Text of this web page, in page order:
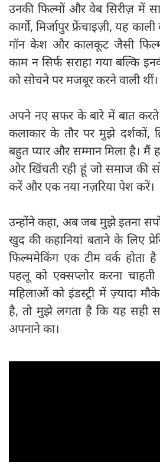
उनकी फिल्मों और वेब सिरीज़ में
कार्गो, मिर्जापुर फ्रेंचाइज़ी, यह
गॉन केश और कालकूट जैसी
काम न सिर्फ सराहा गया बल्कि
को सोचने पर मजबूर करने वाली थीं।
अपने नए सफर के बारे में बात
कलाकार के तौर पर मुझे दर्शकों,
बहुत प्यार और सम्मान मिला है। मैं
ओर खिंचती रही हूं जो समाज की
करें और एक नया नज़रिया पेश करें।
उन्होंने कहा, अब जब मुझे इतना
खुद की कहानियां बताने के लिए
फिल्ममेकिंग एक टीम वर्क
पहलू को एक्सप्लोर करना
महिलाओं को इंडस्ट्री में ज़्यादा
है, तो मुझे लगता है कि यह सही
अपनाने का।